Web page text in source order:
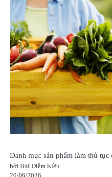
Danh mục sản phẩm làm thủ
bởi Bùi Diễm Kiều
20/06/2026